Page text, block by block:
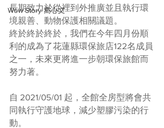
Wow Story 窩心文
長期致力於從裡到外推廣並且執行環
境親善、動物保護相關議題。
終於終於終於，我們在今年四月份順
利的成為了花蓮縣環保旅店122名成員
之一，未來更將進一步朝環保旅館而
努力著。
自 2021/05/01 起，全館全房型將會共
同執行守護地球，減少塑膠污染的行
動。